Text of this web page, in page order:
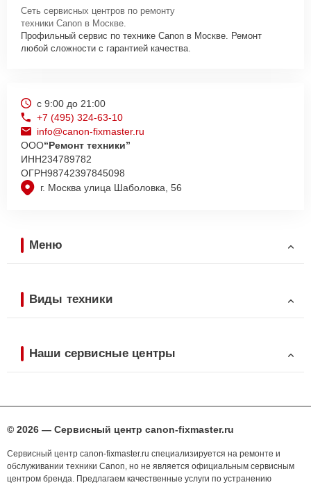
Сеть сервисных центров по ремонту
техники Canon в Москве.
Профильный сервис по технике Canon в Москве. Ремонт
любой сложности с гарантией качества.
г. Москва улица Шаболовка, 56
с 9:00 до 21:00
+7 (495) 324-63-10
info@canon-fixmaster.ru
ООО“Ремонт техники”
ИНН234789782
ОГРН98742397845098
Меню
Виды техники
Наши сервисные центры
© 2026 — Сервисный центр canon-fixmaster.ru
Сервисный центр canon-fixmaster.ru специализируется на ремонте и
обслуживании техники Canon, но не является официальным сервисным
центром бренда. Предлагаем качественные услуги по устранению